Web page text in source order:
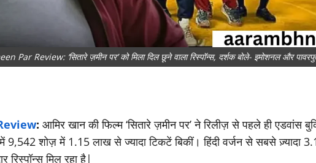
Par Review: ‘सितारे ज़मीन पर’ को मिला दिल छूने वाला रिस्पॉन्स, दर्शक बोले- इमोशनल और
: आमिर खान की फिल्म ‘सितारे ज़मीन पर’ ने रिलीज़ से पहले ही एडवांस
शोज़ में 1.15 लाख से ज्यादा टिकटें बिकीं। हिंदी वर्जन से सबसे ज़्यादा
रिस्पॉन्स मिल रहा है|